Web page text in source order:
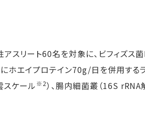
スリート60名を対象に、ビフィズス菌
ホエイプロテイン70g/日を併用する
スケール※2）、腸内細菌叢（16S rRNA